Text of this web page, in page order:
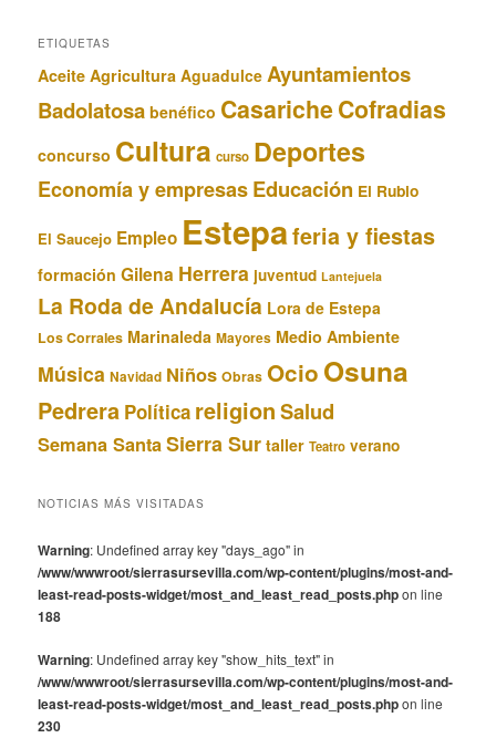
ETIQUETAS
Aceite Agricultura Aguadulce Ayuntamientos
Badolatosa benéfico CasaricheCofradias
concurso Cultura curso Deportes
Economía y empresasEducación El Rubio
El Saucejo Empleo Estepaferia y fiestas
formación Gilena Herrera juventud Lantejuela
La Roda de Andalucía Lora de Estepa
Los Corrales Marinaleda Mayores Medio Ambiente
Música Navidad Niños Obras Ocio Osuna
Pedrera Política religionSalud
Semana SantaSierra Sur taller Teatro verano
NOTICIAS MÁS VISITADAS
Warning: Undefined array key "days_ago" in
/www/wwwroot/sierrasursevilla.com/wp-content/plugins/most-and-
least-read-posts-widget/most_and_least_read_posts.phpon line
188
Warning: Undefined array key "show_hits_text" in
/www/wwwroot/sierrasursevilla.com/wp-content/plugins/most-and-
least-read-posts-widget/most_and_least_read_posts.phpon line
230